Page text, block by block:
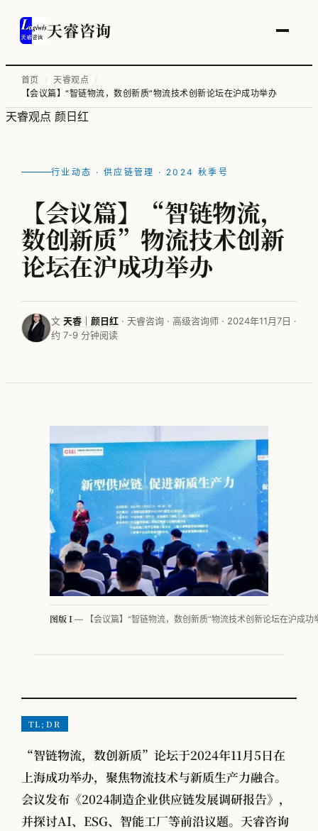
天睿咨询
信息化顶层规划
物流培训
全部案例
按行业看 · 家电
按行业看 · 快销品
按行业看 · MMOG
按行业看 · 工程机械
按行业看 · 汽车零部件
方法论体系总览
PFEP
全部观点
供应链管理
首页 / 天睿观点
/
【会议篇】“智链物流，数创新质”物流技术创新论坛在沪成功举办
天睿观点 颜日红
行业动态 · 供应链管理 · 2024 秋季号
【会议篇】“智链物流，
数创新质”物流技术创新
论坛在沪成功举办
文 天睿｜颜日红 · 天睿咨询 · 高级咨询师 · 2024年11月7日 ·
约 7-9 分钟阅读
图版 I — 【会议篇】“智链物流，数创新质”物流技术创新论坛在沪成功
TL;DR
“智链物流，数创新质”论坛于2024年11月5日在
上海成功举办，聚焦物流技术与新质生产力融合。
会议发布《2024制造企业供应链发展调研报告》，
并探讨AI、ESG、智能工厂等前沿议题。天睿咨询